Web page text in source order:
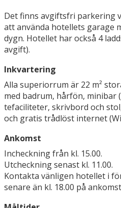
Det finns avgiftsfri parkering
att använda hotellets garage
dygn. Hotellet har också 4
avgift).
Inkvartering
Alla superiorrum är 22 m²
med badrum, hårfön, minibar
tefaciliteter, skrivbord och
och gratis trådlöst internet
Ankomst
Incheckning från kl. 15.00.
Utcheckning senast kl. 11.00.
Kontakta vänligen hotellet i
senare än kl. 18.00 på